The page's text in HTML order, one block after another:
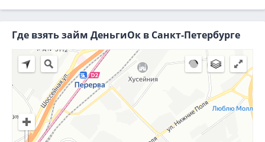
Где взять займ ДеньгиОк в Санкт-Петербурге